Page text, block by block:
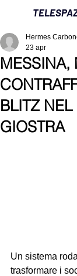
MESSINA,
BLITZ
GIOSTRA
Hermes
23 apr
Un sistema
trasformare i